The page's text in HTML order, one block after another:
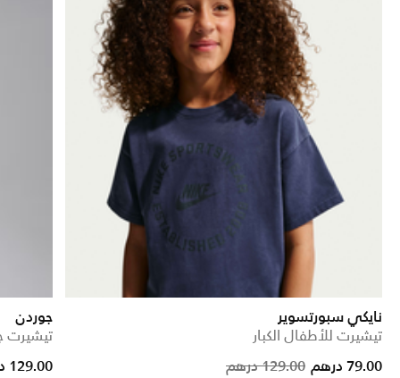
نايكي سبورتسوير
تيشيرت للأطفال الكبار
Price
129.00 درهم to
79.00 درهم
جوردن
تيشيرت
129.00 درهم